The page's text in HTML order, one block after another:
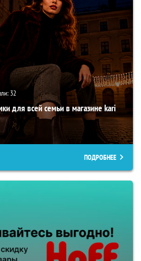
32
для всей семьи в магазине kari
ПОДРОБНЕЕ